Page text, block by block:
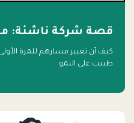
قصة شركة ناشئة:
كيف أن تغيير مسارهم للمرة
طبيب على النمو